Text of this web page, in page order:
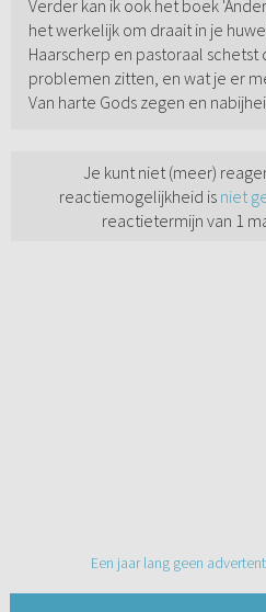
Verder kan ik ook het boek
het werkelijk om draait in je
Haarscherp en pastoraal schetst
problemen zitten, en wat je er
Van harte Gods zegen en
Je kunt niet (meer)
reactiemogelijkheid is niet
reactietermijn van 1
Een jaar lang geen